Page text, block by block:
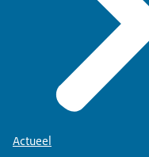
Actueel